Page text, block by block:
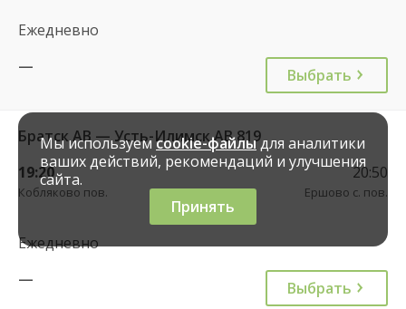
Ежедневно
—
Выбрать
Братск АВ — Усть-Илимск АВ 819
19:20
Кобляково пов.
20:50
Ершово с. пов.
Ежедневно
—
Выбрать
Мы используемcookie-файлыдля аналитики
ваших действий, рекомендаций и улучшения
сайта.
Принять